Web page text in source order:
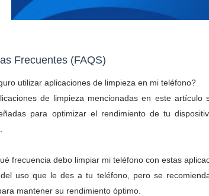
Frecuentes (FAQS)
utilizar aplicaciones de limpieza en mi teléfono?
de limpieza mencionadas en este artículo
para optimizar el rendimiento de tu
frecuencia debo limpiar mi teléfono con estas
uso que le des a tu teléfono, pero se
mantener su rendimiento óptimo.